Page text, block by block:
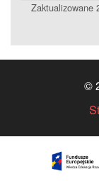
Zaktualizowane
©